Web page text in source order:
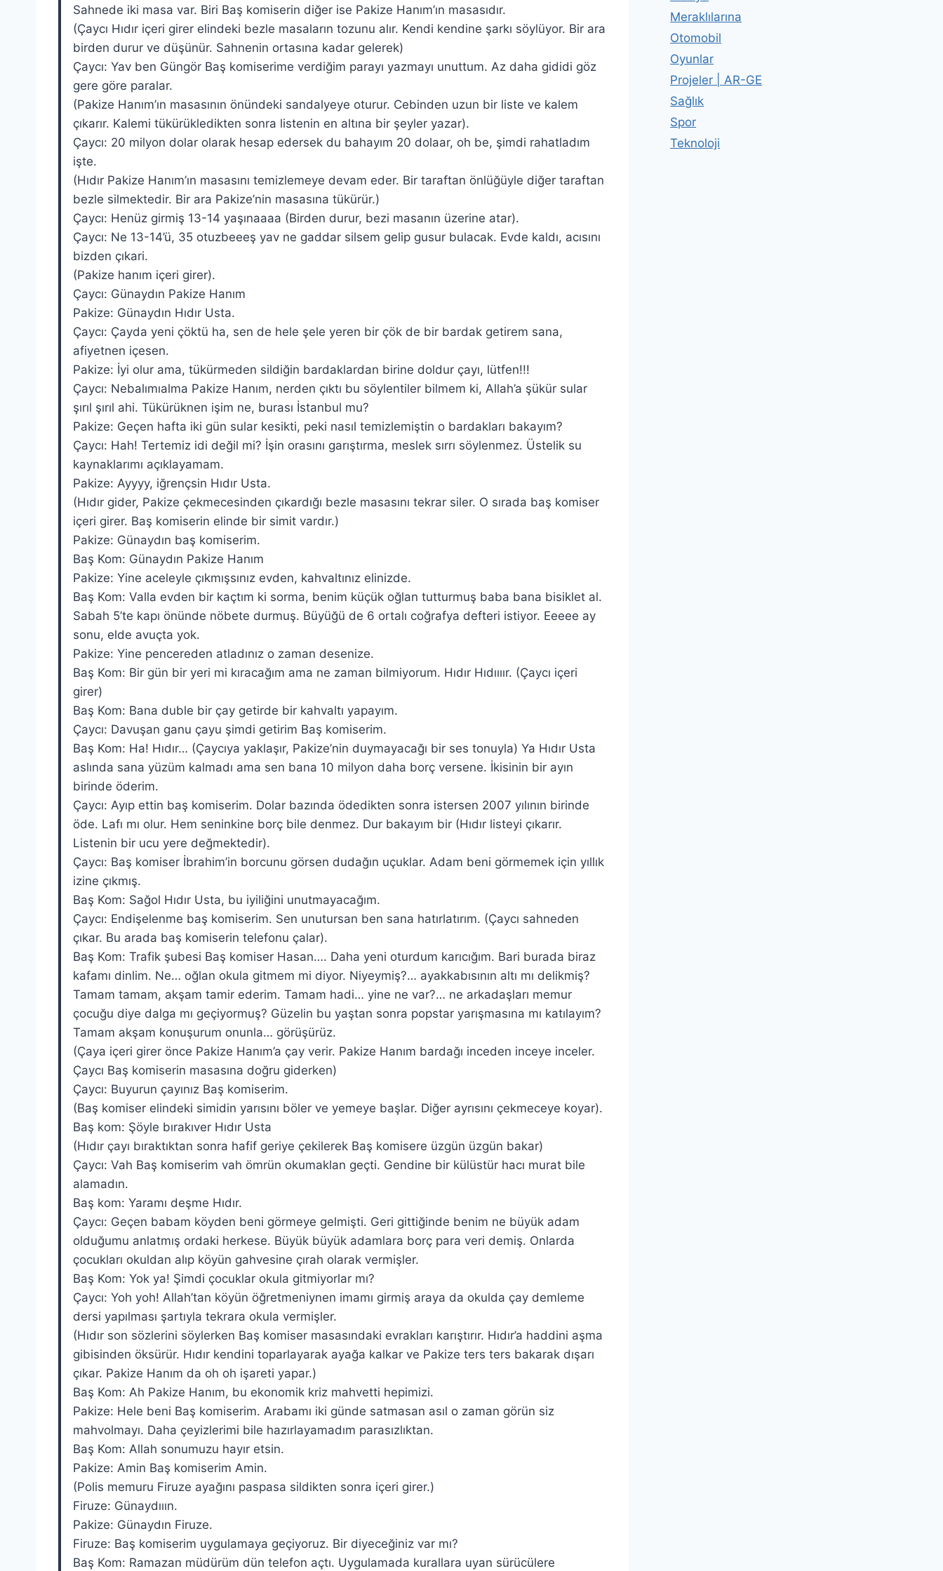
Sahnede iki masa var. Biri Baş komiserin diğer ise Pakize Hanım’ın masasıdır.
(Çaycı Hıdır içeri girer elindeki bezle masaların tozunu alır. Kendi kendine şarkı söylüyor. Bir ara
birden durur ve düşünür. Sahnenin ortasına kadar gelerek)
Çaycı: Yav ben Güngör Baş komiserime verdiğim parayı yazmayı unuttum. Az daha gididi göz
gere göre paralar.
(Pakize Hanım’ın masasının önündeki sandalyeye oturur. Cebinden uzun bir liste ve kalem
çıkarır. Kalemi tükürükledikten sonra listenin en altına bir şeyler yazar).
Çaycı: 20 milyon dolar olarak hesap edersek du bahayım 20 dolaar, oh be, şimdi rahatladım
işte.
(Hıdır Pakize Hanım’ın masasını temizlemeye devam eder. Bir taraftan önlüğüyle diğer taraftan
bezle silmektedir. Bir ara Pakize’nin masasına tükürür.)
Çaycı: Henüz girmiş 13-14 yaşınaaaa (Birden durur, bezi masanın üzerine atar).
Çaycı: Ne 13-14’ü, 35 otuzbeeeş yav ne gaddar silsem gelip gusur bulacak. Evde kaldı, acısını
bizden çıkari.
(Pakize hanım içeri girer).
Çaycı: Günaydın Pakize Hanım
Pakize: Günaydın Hıdır Usta.
Çaycı: Çayda yeni çöktü ha, sen de hele şele yeren bir çök de bir bardak getirem sana,
afiyetnen içesen.
Pakize: İyi olur ama, tükürmeden sildiğin bardaklardan birine doldur çayı, lütfen!!!
Çaycı: Nebalımıalma Pakize Hanım, nerden çıktı bu söylentiler bilmem ki, Allah’a şükür sular
şırıl şırıl ahi. Tükürüknen işim ne, burası İstanbul mu?
Pakize: Geçen hafta iki gün sular kesikti, peki nasıl temizlemiştin o bardakları bakayım?
Çaycı: Hah! Tertemiz idi değil mi? İşin orasını garıştırma, meslek sırrı söylenmez. Üstelik su
kaynaklarımı açıklayamam.
Pakize: Ayyyy, iğrençsin Hıdır Usta.
(Hıdır gider, Pakize çekmecesinden çıkardığı bezle masasını tekrar siler. O sırada baş komiser
içeri girer. Baş komiserin elinde bir simit vardır.)
Pakize: Günaydın baş komiserim.
Baş Kom: Günaydın Pakize Hanım
Pakize: Yine aceleyle çıkmışsınız evden, kahvaltınız elinizde.
Baş Kom: Valla evden bir kaçtım ki sorma, benim küçük oğlan tutturmuş baba bana bisiklet al.
Sabah 5’te kapı önünde nöbete durmuş. Büyüğü de 6 ortalı coğrafya defteri istiyor. Eeeee ay
sonu, elde avuçta yok.
Pakize: Yine pencereden atladınız o zaman desenize.
Baş Kom: Bir gün bir yeri mi kıracağım ama ne zaman bilmiyorum. Hıdır Hıdıııır. (Çaycı içeri
girer)
Baş Kom: Bana duble bir çay getirde bir kahvaltı yapayım.
Çaycı: Davuşan ganu çayu şimdi getirim Baş komiserim.
Baş Kom: Ha! Hıdır… (Çaycıya yaklaşır, Pakize’nin duymayacağı bir ses tonuyla) Ya Hıdır Usta
aslında sana yüzüm kalmadı ama sen bana 10 milyon daha borç versene. İkisinin bir ayın
birinde öderim.
Çaycı: Ayıp ettin baş komiserim. Dolar bazında ödedikten sonra istersen 2007 yılının birinde
öde. Lafı mı olur. Hem seninkine borç bile denmez. Dur bakayım bir (Hıdır listeyi çıkarır.
Listenin bir ucu yere değmektedir).
Çaycı: Baş komiser İbrahim’in borcunu görsen dudağın uçuklar. Adam beni görmemek için yıllık
izine çıkmış.
Baş Kom: Sağol Hıdır Usta, bu iyiliğini unutmayacağım.
Çaycı: Endişelenme baş komiserim. Sen unutursan ben sana hatırlatırım. (Çaycı sahneden
çıkar. Bu arada baş komiserin telefonu çalar).
Baş Kom: Trafik şubesi Baş komiser Hasan…. Daha yeni oturdum karıcığım. Bari burada biraz
kafamı dinlim. Ne… oğlan okula gitmem mi diyor. Niyeymiş?… ayakkabısının altı mı delikmiş?
Tamam tamam, akşam tamir ederim. Tamam hadi… yine ne var?… ne arkadaşları memur
çocuğu diye dalga mı geçiyormuş? Güzelin bu yaştan sonra popstar yarışmasına mı katılayım?
Tamam akşam konuşurum onunla… görüşürüz.
(Çaya içeri girer önce Pakize Hanım’a çay verir. Pakize Hanım bardağı inceden inceye inceler.
Çaycı Baş komiserin masasına doğru giderken)
Çaycı: Buyurun çayınız Baş komiserim.
(Baş komiser elindeki simidin yarısını böler ve yemeye başlar. Diğer ayrısını çekmeceye koyar).
Baş kom: Şöyle bırakıver Hıdır Usta
(Hıdır çayı bıraktıktan sonra hafif geriye çekilerek Baş komisere üzgün üzgün bakar)
Çaycı: Vah Baş komiserim vah ömrün okumaklan geçti. Gendine bir külüstür hacı murat bile
alamadın.
Baş kom: Yaramı deşme Hıdır.
Çaycı: Geçen babam köyden beni görmeye gelmişti. Geri gittiğinde benim ne büyük adam
olduğumu anlatmış ordaki herkese. Büyük büyük adamlara borç para veri demiş. Onlarda
çocukları okuldan alıp köyün gahvesine çırah olarak vermişler.
Baş Kom: Yok ya! Şimdi çocuklar okula gitmiyorlar mı?
Çaycı: Yoh yoh! Allah’tan köyün öğretmeniynen imamı girmiş araya da okulda çay demleme
dersi yapılması şartıyla tekrara okula vermişler.
(Hıdır son sözlerini söylerken Baş komiser masasındaki evrakları karıştırır. Hıdır’a haddini aşma
gibisinden öksürür. Hıdır kendini toparlayarak ayağa kalkar ve Pakize ters ters bakarak dışarı
çıkar. Pakize Hanım da oh oh işareti yapar.)
Baş Kom: Ah Pakize Hanım, bu ekonomik kriz mahvetti hepimizi.
Pakize: Hele beni Baş komiserim. Arabamı iki günde satmasan asıl o zaman görün siz
mahvolmayı. Daha çeyizlerimi bile hazırlayamadım parasızlıktan.
Baş Kom: Allah sonumuzu hayır etsin.
Pakize: Amin Baş komiserim Amin.
(Polis memuru Firuze ayağını paspasa sildikten sonra içeri girer.)
Firuze: Günaydııın.
Pakize: Günaydın Firuze.
Firuze: Baş komiserim uygulamaya geçiyoruz. Bir diyeceğiniz var mı?
Baş Kom: Ramazan müdürüm dün telefon açtı. Uygulamada kurallara uyan sürücülere
Meraklılarına
Otomobil
Oyunlar
Projeler | AR-GE
Sağlık
Spor
Teknoloji